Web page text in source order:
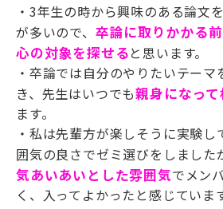
・ 3年生の時から興味のある論文
が多いので、 卒論に取りかかる
心の対象を探せると思います。
・卒論では自分のやりたいテー
き、先生はいつでも親身になっ
ます。
・私は先輩方が楽しそうに実験
囲気の良さでゼミ選びをしました
気あいあいとした雰囲気でメン
く、入ってよかったと感じていま